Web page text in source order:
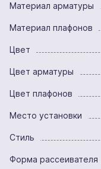
Материал арматуры
Материал плафонов
Цвет
Цвет арматуры
Цвет плафонов
Место установки
Стиль
Форма рассеивателя